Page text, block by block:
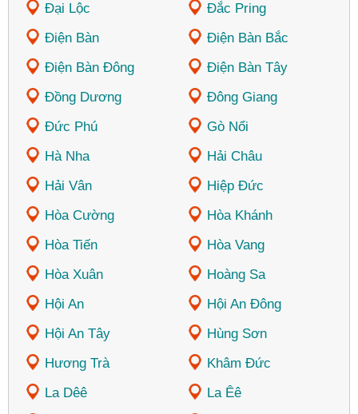
Đại Lộc
Đắc Pring
Điện Bàn
Điện Bàn Bắc
Điện Bàn Đông
Điện Bàn Tây
Đồng Dương
Đông Giang
Đức Phú
Gò Nổi
Hà Nha
Hải Châu
Hải Vân
Hiệp Đức
Hòa Cường
Hòa Khánh
Hòa Tiến
Hòa Vang
Hòa Xuân
Hoàng Sa
Hội An
Hội An Đông
Hội An Tây
Hùng Sơn
Hương Trà
Khâm Đức
La Dêê
La Êê